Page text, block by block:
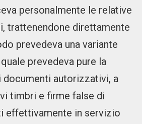
personalmente le relative
trattenendone direttamente
prevedeva una variante
prevedeva pure la
autorizzativi, a
timbri e firme false di
effettivamente in servizio